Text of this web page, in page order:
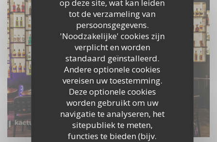
tot de verzameling van
persoonsgegevens.
'Noodzakelijke' cookies zijn
verplicht en worden
standaard geïnstalleerd.
Andere optionele cookies
vereisen uw toestemming.
Deze optionele cookies
worden gebruikt om uw
navigatie te analyseren, het
sitepubliek te meten,
functies te bieden (bijv.